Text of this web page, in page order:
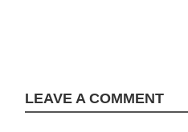
LEAVE A COMMENT